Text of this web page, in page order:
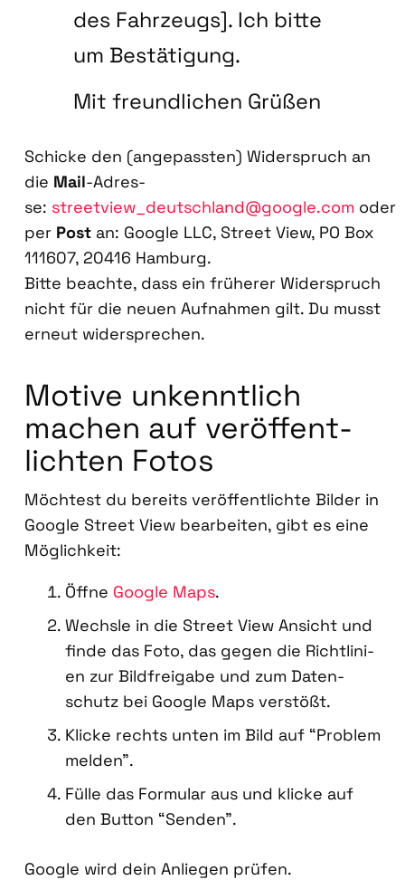
des Fahr­zeugs]. Ich bit­te
um Bestä­ti­gung.
Mit freund­li­chen Grü­ßen
Schi­cke den (ange­pass­ten) Wider­spruch an
die Mail-Adres­
se: streetview_deutschland@google.com oder
per Post an: Goog­le LLC, Street View, PO Box
111607, 20416 Ham­burg.
Bit­te beach­te, dass ein frü­he­rer Wider­spruch
nicht für die neu­en Auf­nah­men gilt. Du musst
erneut wider­spre­chen.
Moti­ve unkennt­lich
machen auf ver­öf­fent­
lich­ten Fotos
Möch­test du bereits ver­öf­fent­lich­te Bil­der in
Goog­le Street View bear­bei­ten, gibt es eine
Mög­lich­keit:
Öff­ne Goog­le Maps.
Wechs­le in die Street View Ansicht und
fin­de das Foto, das gegen die Richt­li­ni­
en zur Bild­frei­ga­be und zum Daten­
schutz bei Goog­le Maps ver­stößt.
Kli­cke rechts unten im Bild auf “Pro­blem
mel­den”.
Fül­le das For­mu­lar aus und kli­cke auf
den But­ton “Sen­den”.
Goog­le wird dein Anlie­gen prü­fen.